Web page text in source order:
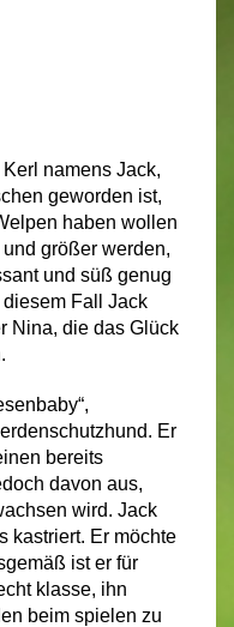
namens Jack,
geworden ist,
haben wollen
größer werden,
und süß genug
Fall Jack
Nina, die das Glück
Er
bereits
davon aus,
wird. Jack
kastriert. Er möchte
ist er für
klasse, ihn
beim spielen zu